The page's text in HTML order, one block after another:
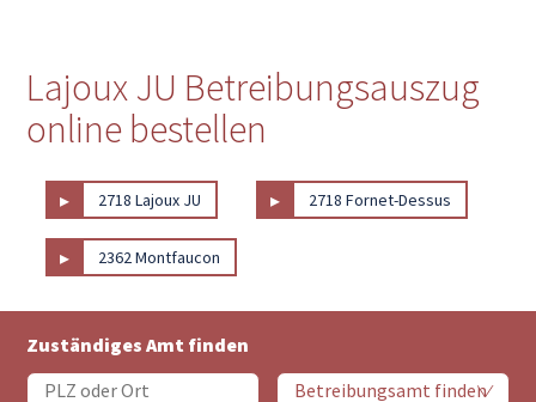
Lajoux JU Betreibungsauszug
online bestellen
▸ 2718 Lajoux JU ▸ 2718 Fornet-Dessus
▸ 2362 Montfaucon
Zuständiges Amt finden